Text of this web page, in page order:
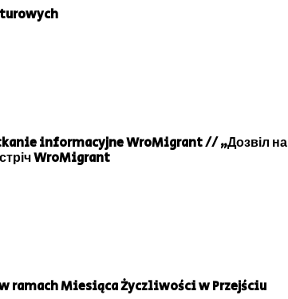
informacyjne WroMigrant // „Дозвіл на
WroMigrant
ramach Miesiąca Życzliwości w Przejściu